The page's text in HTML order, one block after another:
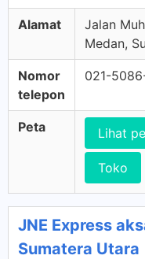
Alamat
Jalan
Medan,
Nomor
telepon
021-
Peta Lihat
Toko
JNE Express
Sumatera Utara